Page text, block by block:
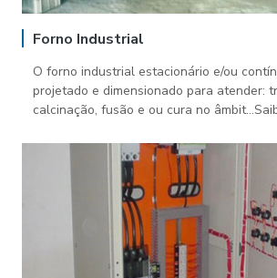
Forno Industrial
O forno industrial estacionário e/ou
projetado e dimensionado para atender:
calcinação, fusão e ou cura no